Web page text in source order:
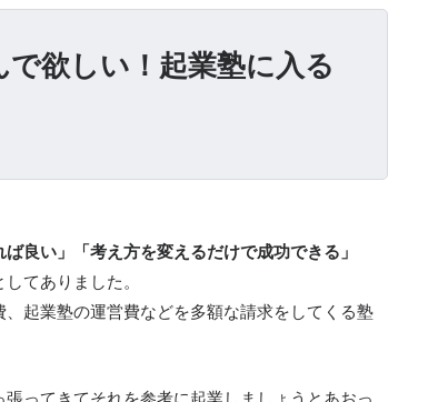
欲しい！起業塾に入る
ば良い」「考え方を変えるだけで成功できる」
てありました。
起業塾の運営費などを多額な請求をしてくる塾